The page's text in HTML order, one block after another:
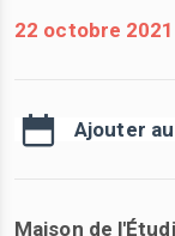
22 octobre 2021
Ajouter
Maison de